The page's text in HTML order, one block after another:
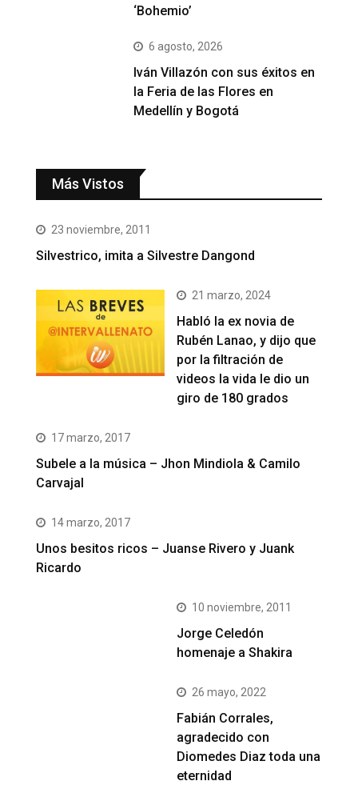
‘Bohemio’
6 agosto, 2026
Iván Villazón con sus éxitos en
la Feria de las Flores en
Medellín y Bogotá
Más Vistos
23 noviembre, 2011
Silvestrico, imita a Silvestre Dangond
21 marzo, 2024
Habló la ex novia de
Rubén Lanao, y dijo que
por la filtración de
videos la vida le dio un
giro de 180 grados
17 marzo, 2017
Subele a la música – Jhon Mindiola & Camilo
Carvajal
14 marzo, 2017
Unos besitos ricos – Juanse Rivero y Juank
Ricardo
10 noviembre, 2011
Jorge Celedón
homenaje a Shakira
26 mayo, 2022
Fabián Corrales,
agradecido con
Diomedes Diaz toda una
eternidad